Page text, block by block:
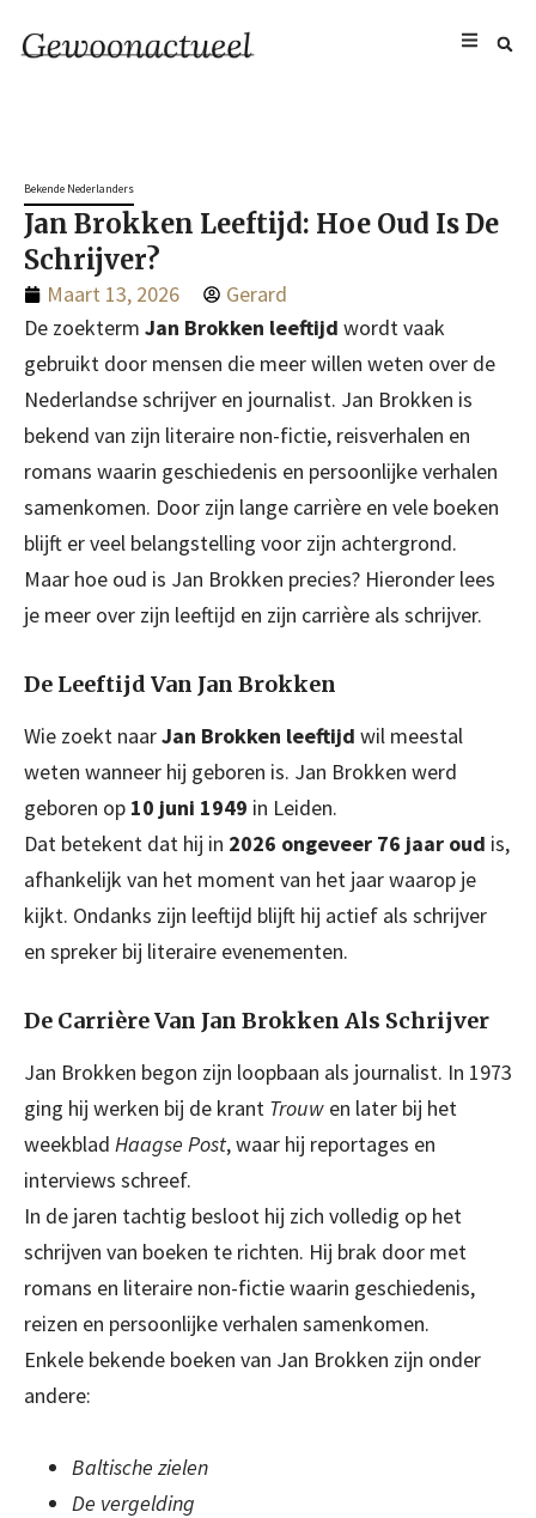
Bekende Nederlanders
Jan Brokken Leeftijd: Hoe Oud Is De
Schrijver?
Maart 13, 2026
Gerard
De zoekterm Jan Brokken leeftijd wordt vaak
gebruikt door mensen die meer willen weten over de
Nederlandse schrijver en journalist. Jan Brokken is
bekend van zijn literaire non-fictie, reisverhalen en
romans waarin geschiedenis en persoonlijke verhalen
samenkomen. Door zijn lange carrière en vele boeken
blijft er veel belangstelling voor zijn achtergrond.
Maar hoe oud is Jan Brokken precies? Hieronder lees
je meer over zijn leeftijd en zijn carrière als schrijver.
De Leeftijd Van Jan Brokken
Wie zoekt naarJan Brokken leeftijd wil meestal
weten wanneer hij geboren is. Jan Brokken werd
geboren op 10 juni 1949 in Leiden.
Dat betekent dat hij in 2026 ongeveer 76 jaar oud is,
afhankelijk van het moment van het jaar waarop je
kijkt. Ondanks zijn leeftijd blijft hij actief als schrijver
en spreker bij literaire evenementen.
De Carrière Van Jan Brokken Als Schrijver
Jan Brokken begon zijn loopbaan als journalist. In 1973
ging hij werken bij de krant Trouw en later bij het
weekblad Haagse Post, waar hij reportages en
interviews schreef.
In de jaren tachtig besloot hij zich volledig op het
schrijven van boeken te richten. Hij brak door met
romans en literaire non-fictie waarin geschiedenis,
reizen en persoonlijke verhalen samenkomen.
Enkele bekende boeken van Jan Brokken zijn onder
andere:
Baltische zielen
De vergelding